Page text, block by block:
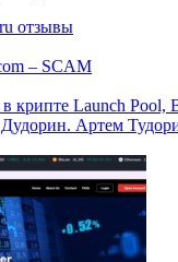
отзывы
– SCAM
крипте Launch Pool,
Артем